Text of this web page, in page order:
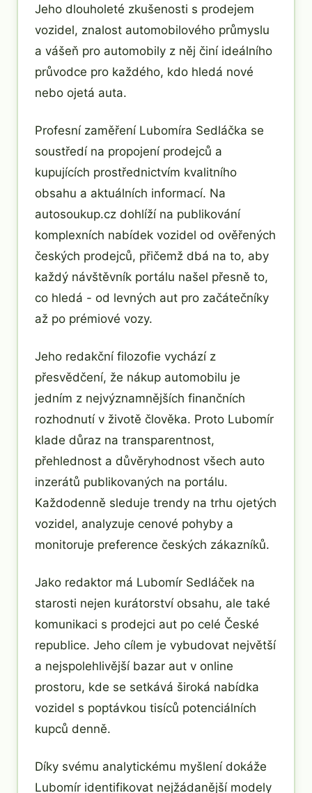
Jeho dlouholeté zkušenosti s prodejem
vozidel, znalost automobilového průmyslu
a vášeň pro automobily z něj činí ideálního
průvodce pro každého, kdo hledá nové
nebo ojetá auta.
Profesní zaměření Lubomíra Sedláčka se
soustředí na propojení prodejců a
kupujících prostřednictvím kvalitního
obsahu a aktuálních informací. Na
autosoukup.cz dohlíží na publikování
komplexních nabídek vozidel od ověřených
českých prodejců, přičemž dbá na to, aby
každý návštěvník portálu našel přesně to,
co hledá - od levných aut pro začátečníky
až po prémiové vozy.
Jeho redakční filozofie vychází z
přesvědčení, že nákup automobilu je
jedním z nejvýznamnějších finančních
rozhodnutí v životě člověka. Proto Lubomír
klade důraz na transparentnost,
přehlednost a důvěryhodnost všech auto
inzerátů publikovaných na portálu.
Každodenně sleduje trendy na trhu ojetých
vozidel, analyzuje cenové pohyby a
monitoruje preference českých zákazníků.
Jako redaktor má Lubomír Sedláček na
starosti nejen kurátorství obsahu, ale také
komunikaci s prodejci aut po celé České
republice. Jeho cílem je vybudovat největší
a nejspolehlivější bazar aut v online
prostoru, kde se setkává široká nabídka
vozidel s poptávkou tisíců potenciálních
kupců denně.
Díky svému analytickému myšlení dokáže
Lubomír identifikovat nejžádanější modely